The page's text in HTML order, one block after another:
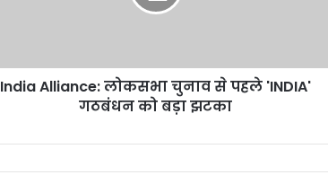
India Alliance: लोकसभा चुनाव से पहले 'INDIA'
गठबंधन को बड़ा झटका